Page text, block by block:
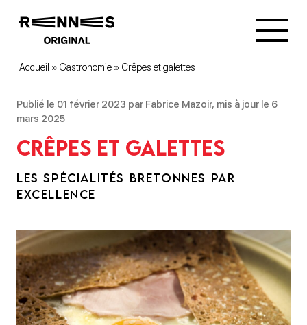
Accueil » Gastronomie » Crêpes et galettes
Publié le 01 février 2023 par Fabrice Mazoir, mis à jour le 6
mars 2025
Crêpes et galettes
LES SPÉCIALITÉS BRETONNES PAR
EXCELLENCE